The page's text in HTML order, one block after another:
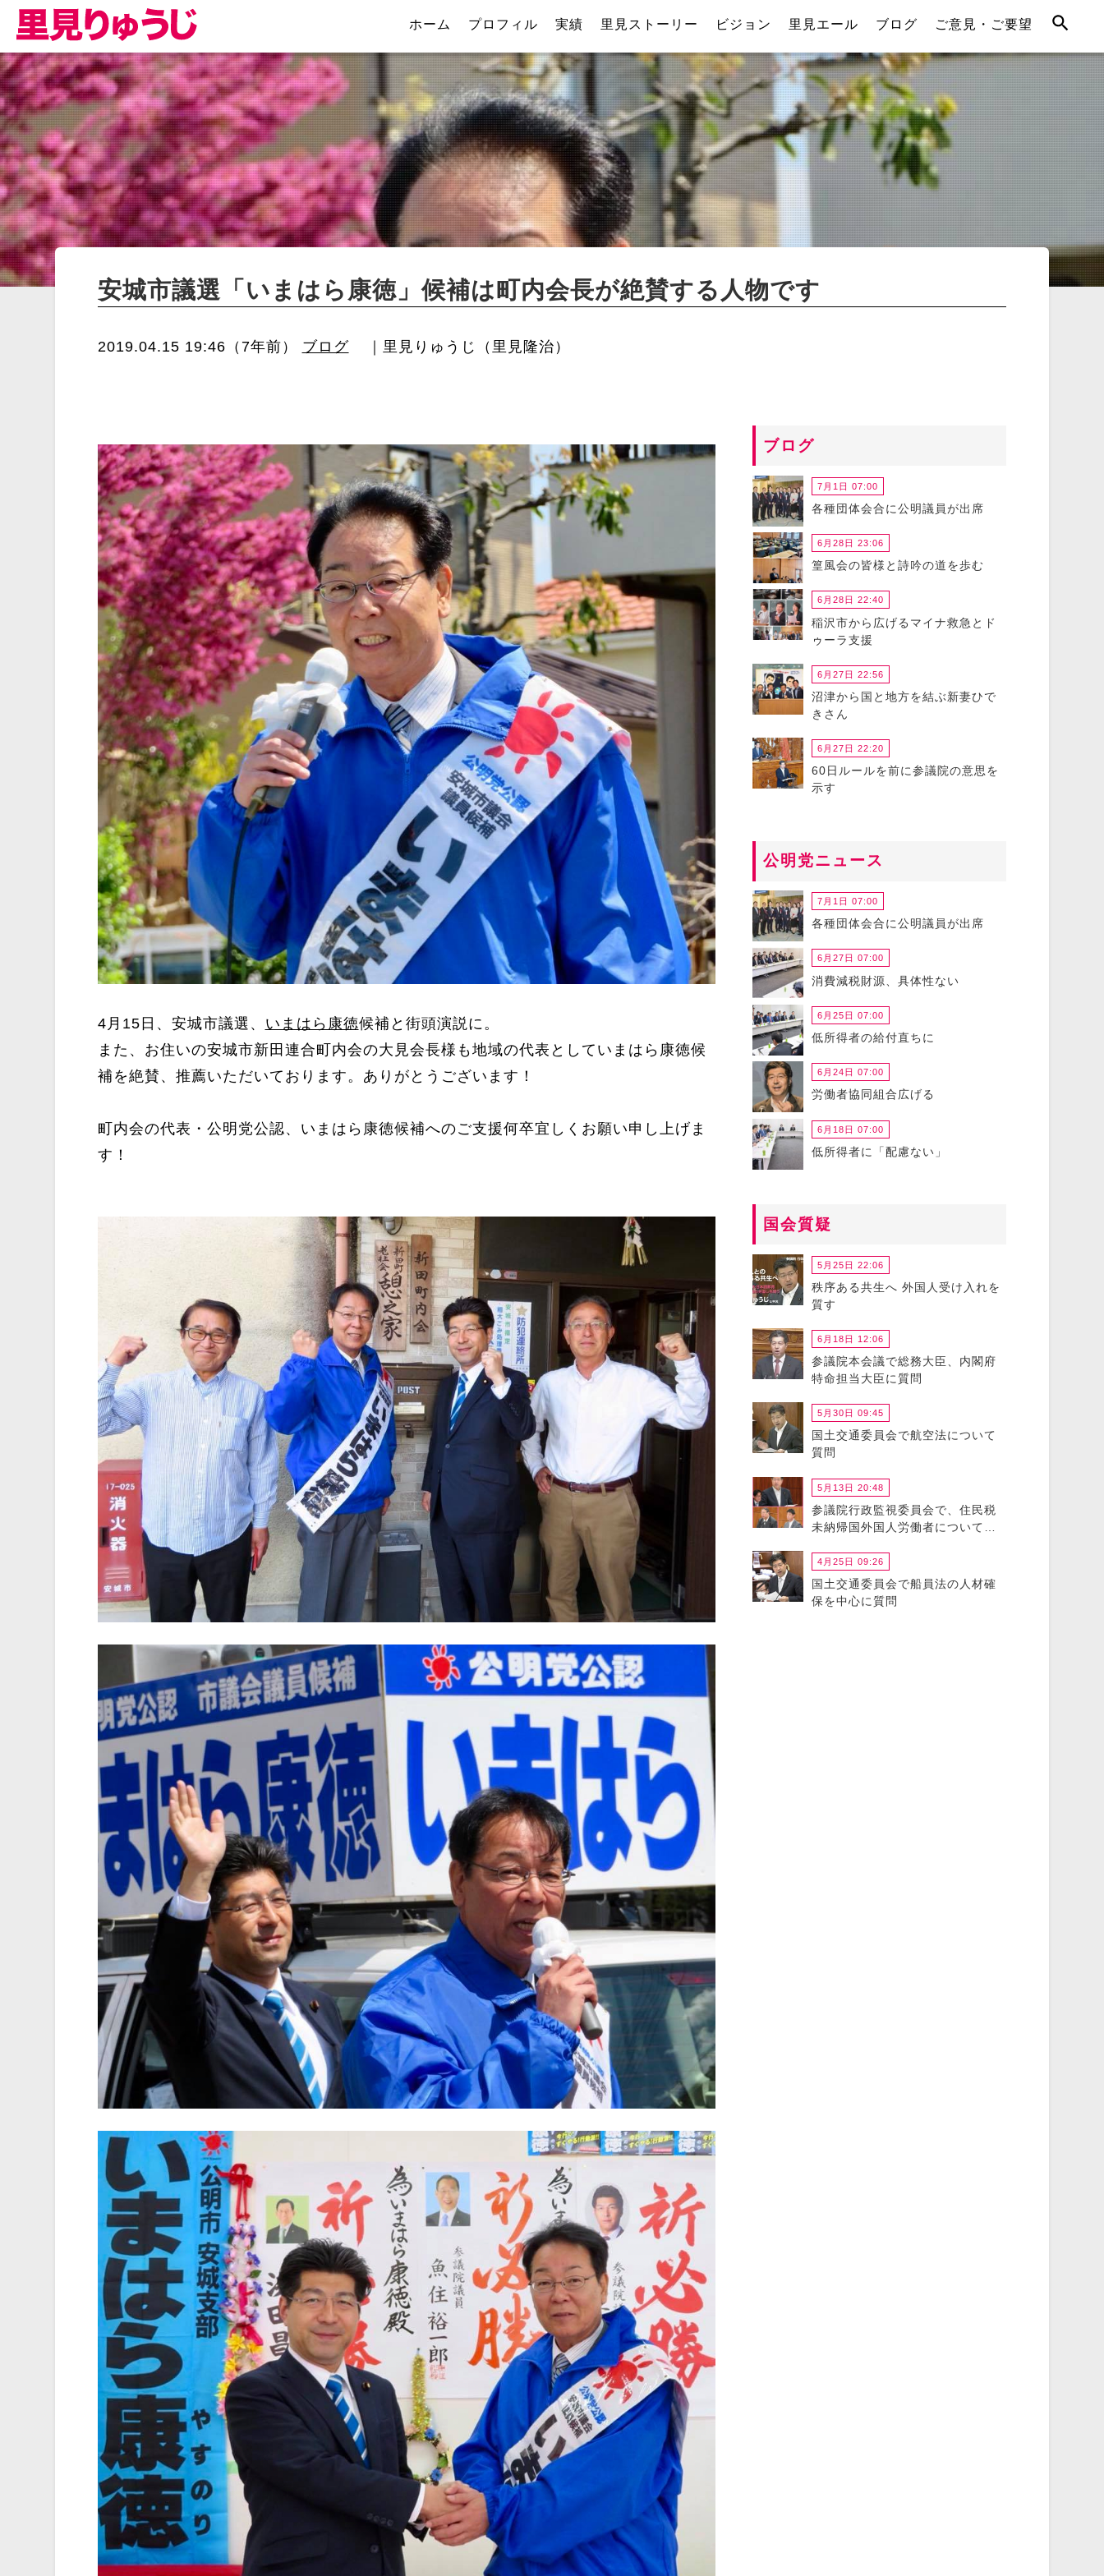
ホーム プロフィル 実績 里見ストーリー ビジョン 里見エール ブログ ご意見・ご要望
安城市議選「いまはら康徳」候補は町内会長が絶賛する人物です
2019.04.15 19:46（7年前） ブログ ｜里見りゅうじ（里見隆治）
4月15日、安城市議選、 いまはら康徳候補と街頭演説に。
また、お住いの安城市新田連合町内会の大見会長様も地域の代表としていまはら康徳候
補を絶賛、推薦いただいております。ありがとうございます！
町内会の代表・公明党公認、いまはら康徳候補へのご支援何卒宜しくお願い申し上げま
す！
ブログ
7月1日 07:00
各種団体会合に公明議員が出席
6月28日 23:06
篁風会の皆様と詩吟の道を歩む
6月28日 22:40
稲沢市から広げるマイナ救急とド
ゥーラ支援
6月27日 22:56
沼津から国と地方を結ぶ新妻ひで
きさん
6月27日 22:20
60日ルールを前に参議院の意思を
示す
公明党ニュース
7月1日 07:00
各種団体会合に公明議員が出席
6月27日 07:00
消費減税財源、具体性ない
6月25日 07:00
低所得者の給付直ちに
6月24日 07:00
労働者協同組合広げる
6月18日 07:00
低所得者に「配慮ない」
国会質疑
5月25日 22:06
秩序ある共生へ 外国人受け入れを
質す
6月18日 12:06
参議院本会議で総務大臣、内閣府
特命担当大臣に質問
5月30日 09:45
国土交通委員会で航空法について
質問
5月13日 20:48
参議院行政監視委員会で、住民税
未納帰国外国人労働者について政
4月25日 09:26
国土交通委員会で船員法の人材確
保を中心に質問